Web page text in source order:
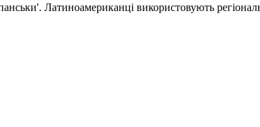
Латиноамериканці використовують